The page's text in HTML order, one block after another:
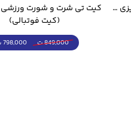
قمقمه ورزشی جاگ واتر 2.2 لیتر ایزی فیت
(کیت فوتبالی)
849,000 ت 798,000 ت